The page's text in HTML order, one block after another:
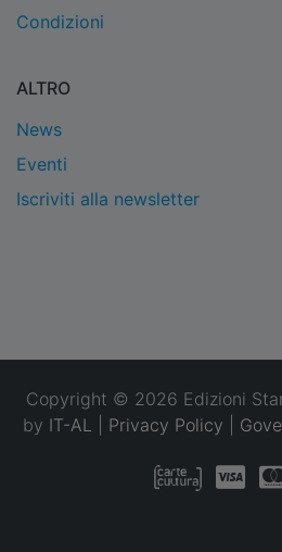
Condizioni
ALTRO
News
Eventi
Iscriviti alla newsletter
Copyright © 2026 Edizioni
by IT-AL Privacy Policy